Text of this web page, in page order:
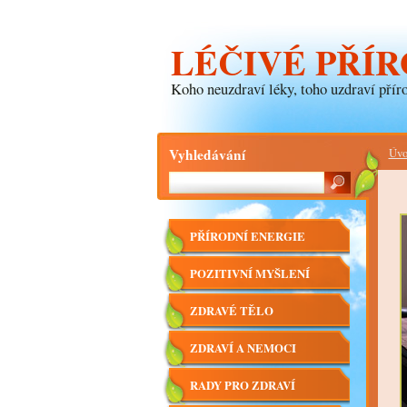
LÉČIVÉ
Koho neuzdraví léky, toho uzdraví
PŘÍRODNÍ ENERGIE
POZITIVNÍ MYŠLENÍ
ZDRAVÉ TĚLO
ZDRAVÍ A NEMOCI
RADY PRO ZDRAVÍ
Vyhledávání